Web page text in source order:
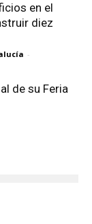
en el
diez
-
de su Feria